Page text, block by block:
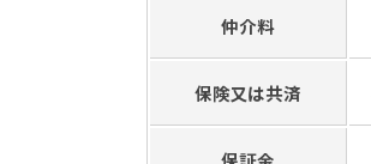
仲介料
保険又は共済